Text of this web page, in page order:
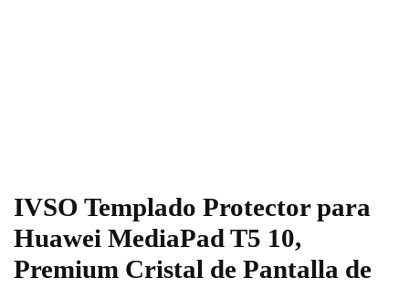
IVSO Templado Protector para
Huawei MediaPad T5 10,
Premium Cristal de Pantalla de